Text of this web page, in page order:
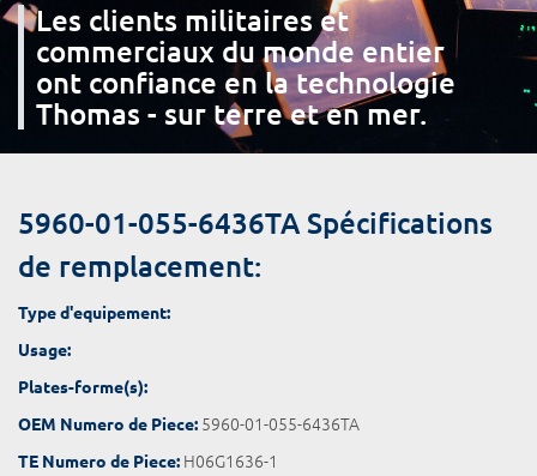
Les clients militaires et
commerciaux du monde entier
ont confiance en la technologie
Thomas - sur terre et en mer.
5960-01-055-6436TA Spécifications
de remplacement:
Type d'equipement:
Usage:
Plates-forme(s):
OEM Numero de Piece: 5960-01-055-6436TA
TE Numero de Piece: H06G1636-1